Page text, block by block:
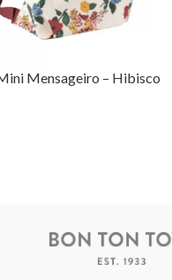
Mensageiro – Hibisco